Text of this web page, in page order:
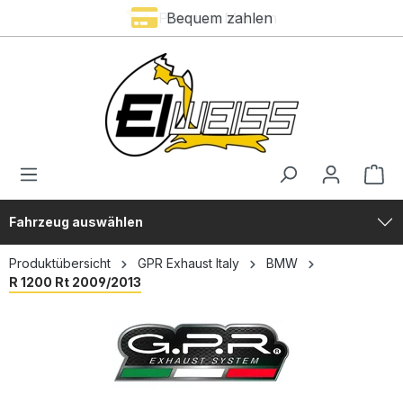
Premium Marken
Bequem zahlen
Fahrzeug auswählen
Produktübersicht GPR Exhaust Italy
BMW
R 1200 Rt 2009/2013